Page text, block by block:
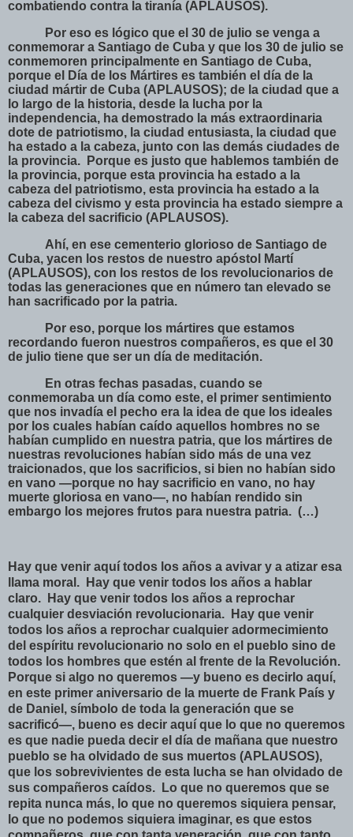
combatiendo contra la tiranía (APLAUSOS).
Por eso es lógico que el 30 de julio se venga a
conmemorar a Santiago de Cuba y que los 30 de julio se
conmemoren principalmente en Santiago de Cuba,
porque el Día de los Mártires es también el día de la
ciudad mártir de Cuba (APLAUSOS); de la ciudad que a
lo largo de la historia, desde la lucha por la
independencia, ha demostrado la más extraordinaria
dote de patriotismo, la ciudad entusiasta, la ciudad que
ha estado a la cabeza, junto con las demás ciudades de
la provincia.
Porque es justo que hablemos también de
la provincia, porque esta provincia ha estado a la
cabeza del patriotismo, esta provincia ha estado a la
cabeza del civismo y esta provincia ha estado siempre a
la cabeza del sacrificio (APLAUSOS).
Ahí, en ese cementerio glorioso de Santiago de
Cuba, yacen los restos de nuestro apóstol Martí
(APLAUSOS), con los restos de los revolucionarios de
todas las generaciones que en número tan elevado se
han sacrificado por la patria.
Por eso, porque los mártires que estamos
recordando fueron nuestros compañeros, es que el 30
de julio tiene que ser un día de meditación.
En otras fechas pasadas, cuando se
conmemoraba un día como este, el primer sentimiento
que nos invadía el pecho era la idea de que los ideales
por los cuales habían caído aquellos hombres no se
habían cumplido en nuestra patria, que los mártires de
nuestras revoluciones habían sido más de una vez
traicionados, que los sacrificios, si bien no habían sido
en vano —porque no hay sacrificio en vano, no hay
muerte gloriosa en vano—, no habían rendido sin
embargo los mejores frutos para nuestra patria. (…)
Hay que venir aquí todos los años a avivar y a atizar esa
llama moral.
Hay que venir todos los años a hablar
claro.
Hay que venir todos los años a reprochar
cualquier desviación revolucionaria.
Hay que venir
todos los años a reprochar cualquier adormecimiento
del espíritu revolucionario no solo en el pueblo sino de
todos los hombres que estén al frente de la Revolución.
Porque si algo no queremos —y bueno es decirlo aquí,
en este primer aniversario de la muerte de Frank País y
de Daniel, símbolo de toda la generación que se
sacrificó—, bueno es decir aquí que lo que no queremos
es que nadie pueda decir el día de mañana que nuestro
pueblo se ha olvidado de sus muertos (APLAUSOS),
que los sobrevivientes de esta lucha se han olvidado de
sus compañeros caídos.
Lo que no queremos que se
repita nunca más, lo que no queremos siquiera pensar,
lo que no podemos siquiera imaginar, es que estos